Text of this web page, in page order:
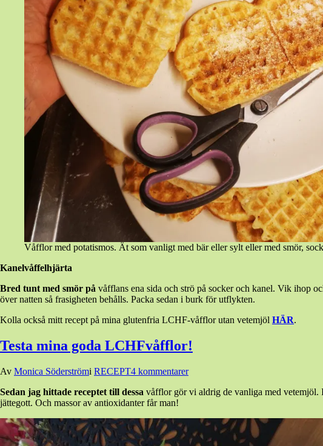
Våfflor med potatismos. Ät som vanligt med bär eller sylt eller med smör,
Kanelvåffelhjärta
Bred tunt med smör på våfflans ena sida och strö på socker och kanel. Vik ihop
över natten så frasigheten behålls. Packa sedan i burk för utflykten.
Kolla också mitt recept på mina glutenfria LCHF-våfflor utan vetemjöl HÄR.
Testa mina goda LCHFvåfflor!
Den
mars,
201525
2015
Av Monica Söderströmi RECEPT4 kommentarer
Sedan jag hittade receptet till dessa våfflor gör vi aldrig de vanliga med vetemjöl.
jättegott. Och massor av antioxidanter får man!